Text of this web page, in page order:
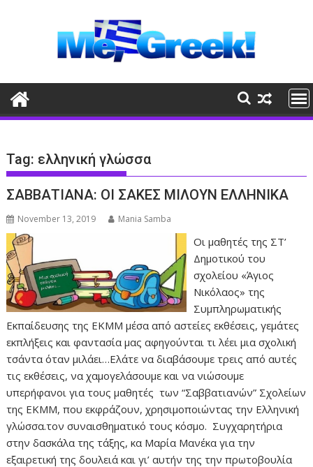
Tag: ελληνική γλώσσα
ΣΑΒΒΑΤΙΑΝΑ: ΟΙ ΣΑΚΕΣ ΜΙΛΟΥΝ ΕΛΛΗΝΙΚΑ
November 13, 2019 Mania Samba
Οι μαθητές της ΣΤ’
Δημοτικού του
σχολείου «Άγιος
Νικόλαος» της
Συμπληρωματικής
Εκπαίδευσης της ΕΚΜΜ μέσα από αστείες εκθέσεις, γεμάτες
εκπλήξεις και φαντασία μας αφηγούνται τι λέει μια σχολική
τσάντα όταν μιλάει…Ελάτε να διαβάσουμε τρεις από αυτές
τις εκθέσεις, να χαμογελάσουμε και να νιώσουμε
υπερήφανοι για τους μαθητές των “Σαββατιανών” Σχολείων
της ΕΚΜΜ, που εκφράζουν, χρησιμοποιώντας την Ελληνική
γλώσσα.τον συναισθηματικό τους κόσμο. Συγχαρητήρια
στην δασκάλα της τάξης, κα Μαρία Μανέκα για την
εξαιρετική της δουλειά και γι’ αυτήν της την πρωτοβουλία